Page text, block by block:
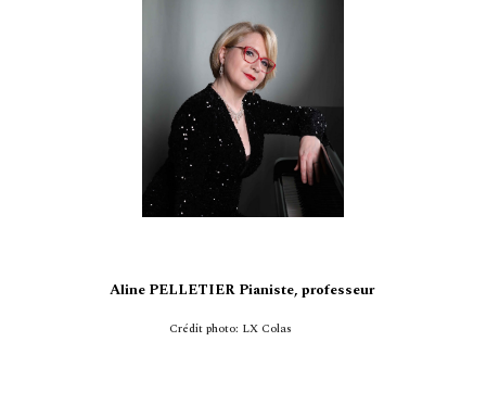
Aline PELLETIER Pianiste, professeur
Crédit photo: LX Colas